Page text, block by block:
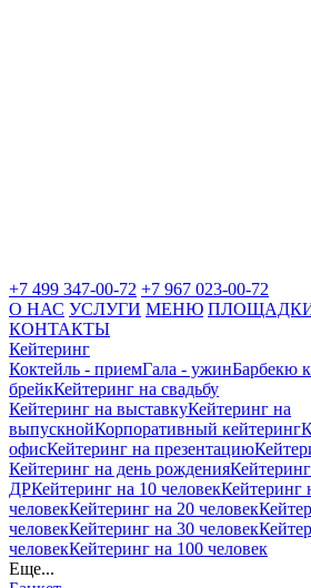
+7 499 347-00-72 +7 967 023-00-72
О НАС УСЛУГИ МЕНЮ
КОНТАКТЫ
Кейтеринг
Коктейль - приемГала - ужинБарбекю
брейкКейтеринг на свадьбу
Кейтеринг на выставкуКейтеринг на
выпускнойКорпоративный кейтеринг
офисКейтеринг на презентацию
Кейтеринг на день рождения
ДРКейтеринг на 10 человекКейтеринг
человекКейтеринг на 20 человек
человекКейтеринг на 30 человек
человекКейтеринг на 100 человек
Еще...